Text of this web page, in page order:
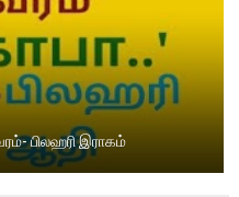
பிலஹரி இராகம்